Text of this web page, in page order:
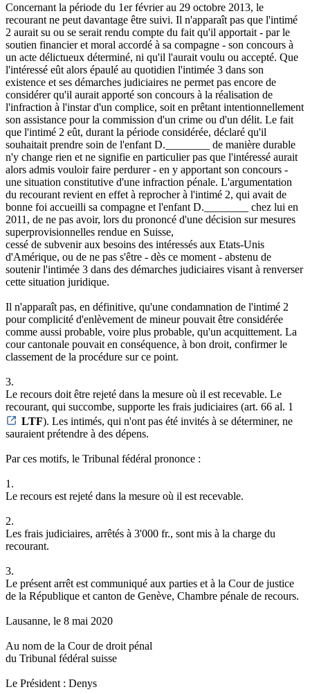
Concernant la période du 1er février au 29 octobre 2013, le
recourant ne peut davantage être suivi. Il n'apparaît pas que l'intimé
2 aurait su ou se serait rendu compte du fait qu'il apportait - par le
soutien financier et moral accordé à sa compagne - son concours à
un acte délictueux déterminé, ni qu'il l'aurait voulu ou accepté. Que
l'intéressé eût alors épaulé au quotidien l'intimée 3 dans son
existence et ses démarches judiciaires ne permet pas encore de
considérer qu'il aurait apporté son concours à la réalisation de
l'infraction à l'instar d'un complice, soit en prêtant intentionnellement
son assistance pour la commission d'un crime ou d'un délit. Le fait
que l'intimé 2 eût, durant la période considérée, déclaré qu'il
souhaitait prendre soin de l'enfant D.________ de manière durable
n'y change rien et ne signifie en particulier pas que l'intéressé aurait
alors admis vouloir faire perdurer - en y apportant son concours -
une situation constitutive d'une infraction pénale. L'argumentation
du recourant revient en effet à reprocher à l'intimé 2, qui avait de
bonne foi accueilli sa compagne et l'enfant D.________ chez lui en
2011, de ne pas avoir, lors du prononcé d'une décision sur mesures
superprovisionnelles rendue en Suisse,
cessé de subvenir aux besoins des intéressés aux Etats-Unis
d'Amérique, ou de ne pas s'être - dès ce moment - abstenu de
soutenir l'intimée 3 dans des démarches judiciaires visant à renverser
cette situation juridique.
Il n'apparaît pas, en définitive, qu'une condamnation de l'intimé 2
pour complicité d'enlèvement de mineur pouvait être considérée
comme aussi probable, voire plus probable, qu'un acquittement. La
cour cantonale pouvait en conséquence, à bon droit, confirmer le
classement de la procédure sur ce point.
3.
Le recours doit être rejeté dans la mesure où il est recevable. Le
recourant, qui succombe, supporte les frais judiciaires (art. 66 al. 1
LTF). Les intimés, qui n'ont pas été invités à se déterminer, ne
sauraient prétendre à des dépens.
Par ces motifs, le Tribunal fédéral prononce :
1.
Le recours est rejeté dans la mesure où il est recevable.
2.
Les frais judiciaires, arrêtés à 3'000 fr., sont mis à la charge du
recourant.
3.
Le présent arrêt est communiqué aux parties et à la Cour de justice
de la République et canton de Genève, Chambre pénale de recours.
Lausanne, le 8 mai 2020
Au nom de la Cour de droit pénal
du Tribunal fédéral suisse
Le Président : Denys